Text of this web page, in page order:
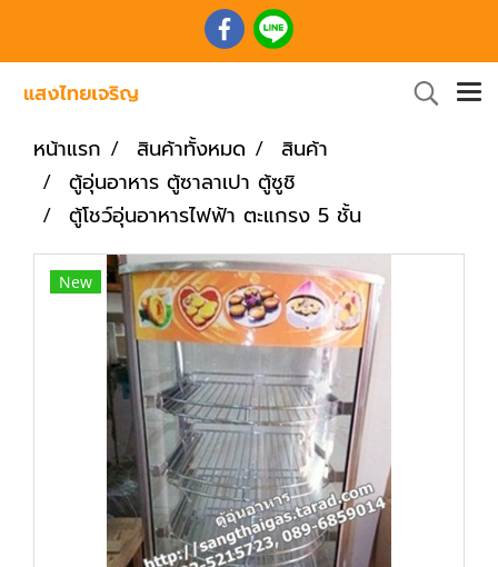
หน้าแรก สินค้าทั้งหมด
สินค้า
ตู้อุ่นอาหาร ตู้ซาลาเปา ตู้ซูชิ
ตู้โชว์อุ่นอาหารไฟฟ้า ตะแกรง 5 ชั้น
New